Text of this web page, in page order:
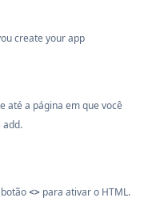
create your app
até a página em que você
add.
<> para ativar o HTML.